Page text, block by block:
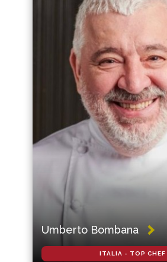
Umberto Bombana
ITALIA - TOP CHEF